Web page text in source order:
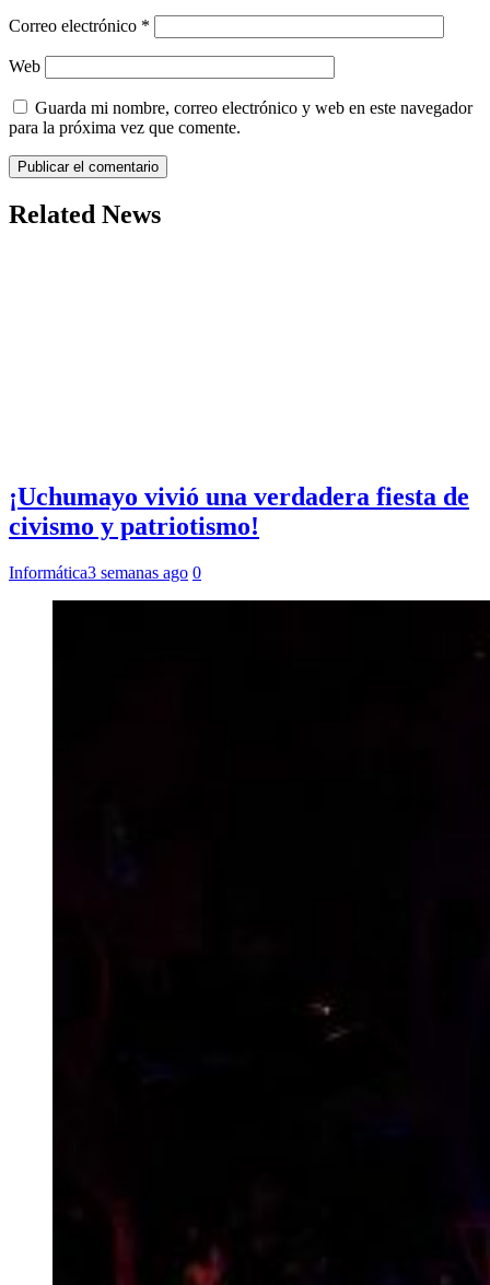
Correo electrónico *
Web
Guarda mi nombre, correo electrónico y web en este navegador
para la próxima vez que comente.
Related News
¡Uchumayo vivió una verdadera fiesta de
civismo y patriotismo!
Informática3 semanas ago 0